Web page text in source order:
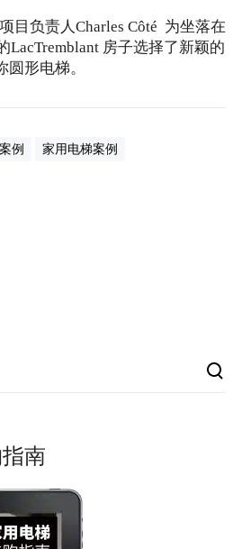
目负责人Charles Côté 为坐落在
LacTremblant 房子选择了新颖的
形电梯。
例 家用电梯案例
南